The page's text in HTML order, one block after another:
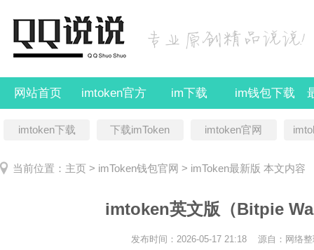
网站首页 imtoken官方 im下载 im钱包下载
imtoken下载 下载imToken imtoken官网
当前位置： 主页 > imToken钱包官网 > imToken最新版 本文内容
imtoken英文版（Bitpie
发布时间：2026-05-17 21:18 源自：网络整